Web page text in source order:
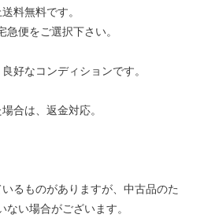
料無料です。
便をご選択下さい。
好なコンディションです。
合は、返金対応。
るものがありますが、中古品のた
い場合がございます。